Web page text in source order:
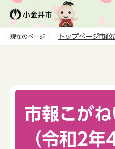
ペ
現在のページ トップページ市政
市報こが
（令和2年